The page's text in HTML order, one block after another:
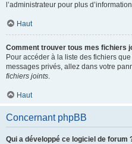
l’administrateur pour plus
Haut
Comment trouver tous mes fichiers
Pour accéder à la liste des fichiers
messages privés, allez dans votre
fichiers joints.
Haut
Concernant phpBB
Qui a développé ce logiciel de forum